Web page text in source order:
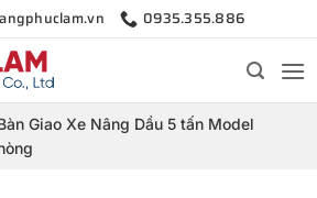
0935.355.886
Giao Xe Nâng Dầu 5 tấn Model